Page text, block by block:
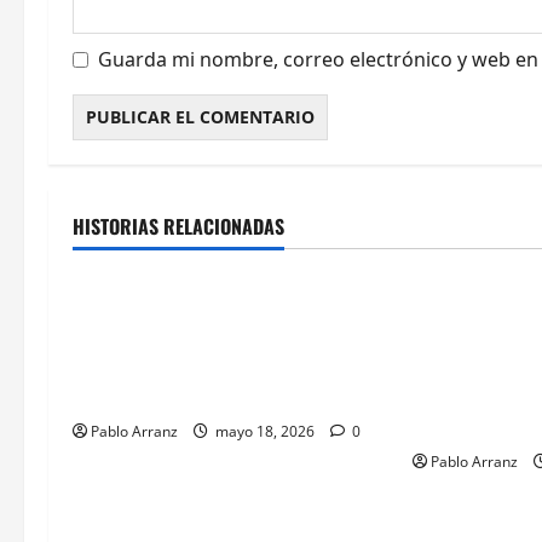
a
s
Guarda mi nombre, correo electrónico y web
HISTORIAS RELACIONADAS
Ourense
Pablo Arranz mayo 18, 2026 0
Pablo Arranz